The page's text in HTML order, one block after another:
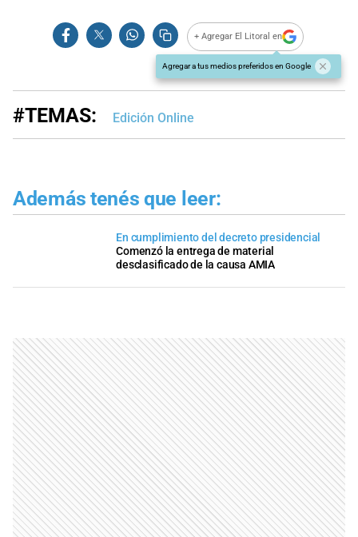
+ Agregar El Litoral en
Agregar a tus medios preferidos en Google
#TEMAS: Edición Online
Además tenés que leer:
En cumplimiento del decreto presidencial
Comenzó la entrega de material
desclasificado de la causa AMIA